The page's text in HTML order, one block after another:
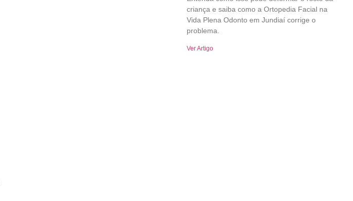
criança e saiba como a Ortopedia Facial na
Vida Plena Odonto em Jundiaí corrige o
problema.
Ver Artigo